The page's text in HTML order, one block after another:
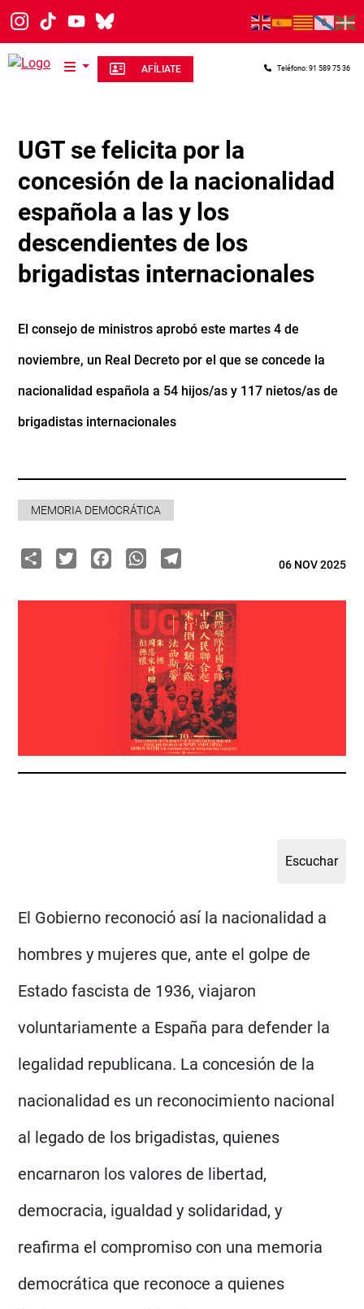
Pasar al contenido principal
AFÍLIATE Teléfono: 91 589 75 36
UGT se felicita por la
concesión de la nacionalidad
española a las y los
descendientes de los
brigadistas internacionales
El consejo de ministros aprobó este martes 4 de
noviembre, un Real Decreto por el que se concede la
nacionalidad española a 54 hijos/as y 117 nietos/as de
brigadistas internacionales
MEMORIA DEMOCRÁTICA
ShareTwitterFacebook
WhatsApp
Telegram06 NOV 2025
El Gobierno reconoció así la nacionalidad a
hombres y mujeres que, ante el golpe de
Estado fascista de 1936, viajaron
voluntariamente a España para defender la
legalidad republicana. La concesión de la
nacionalidad es un reconocimiento nacional
al legado de los brigadistas, quienes
encarnaron los valores de libertad,
democracia, igualdad y solidaridad, y
reafirma el compromiso con una memoria
democrática que reconoce a quienes